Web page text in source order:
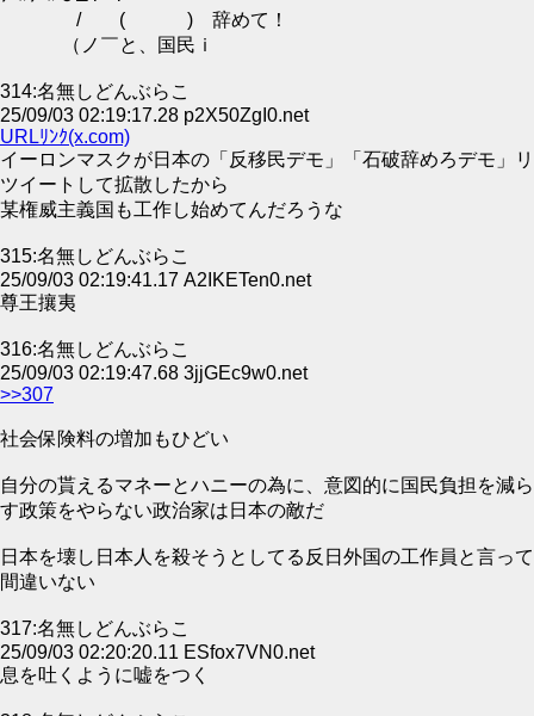
/ ( ) 辞めて！
（ノ￣と、国民ｉ
314:名無しどんぶらこ
25/09/03 02:19:17.28 p2X50ZgI0.net
URLﾘﾝｸ(x.com)
イーロンマスクが日本の「反移民デモ」「石破辞めろデモ」リ
ツイートして拡散したから
某権威主義国も工作し始めてんだろうな
315:名無しどんぶらこ
25/09/03 02:19:41.17 A2IKETen0.net
尊王攘夷
316:名無しどんぶらこ
25/09/03 02:19:47.68 3jjGEc9w0.net
>>307
社会保険料の増加もひどい
自分の貰えるマネーとハニーの為に、意図的に国民負担を減ら
す政策をやらない政治家は日本の敵だ
日本を壊し日本人を殺そうとしてる反日外国の工作員と言って
間違いない
317:名無しどんぶらこ
25/09/03 02:20:20.11 ESfox7VN0.net
息を吐くように嘘をつく